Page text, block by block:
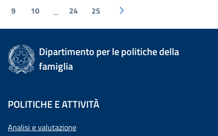
9 10 ... 24 25
Dipartimento per le politiche della
famiglia
POLITICHE E ATTIVITÀ
Analisi e valutazione